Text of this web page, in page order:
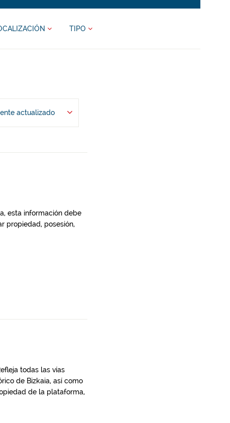
TIPO
actualizado
esta información debe
propiedad, posesión,
todas las vías
de Bizkaia, así como
de la plataforma,